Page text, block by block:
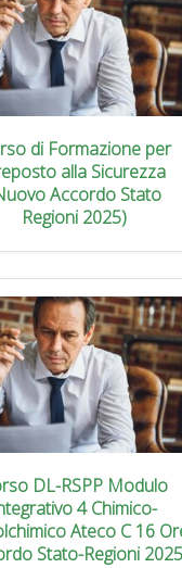
di Formazione per
alla Sicurezza
Accordo Stato
Regioni 2025)
DL-RSPP Modulo
4 Chimico-
Ateco C 16
Stato-Regioni